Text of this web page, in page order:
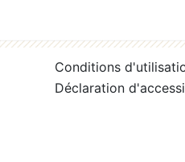
Conditions
Déclaration